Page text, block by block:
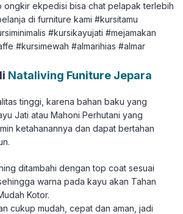
ekpedisi bisa chat pelapak terlebih
di furniture kami #kursitamu
#kursikayujati #mejamakan
#kursimewah #almarihias #almar
Nataliving Funiture Jepara
tinggi, karena bahan baku yang
Jati atau Mahoni Perhutani yang
ketahanannya dan dapat bertahan
ditambahi dengan top coat sesuai
warna pada kayu akan Tahan
Kotor.
cukup mudah, cepat dan aman, jadi